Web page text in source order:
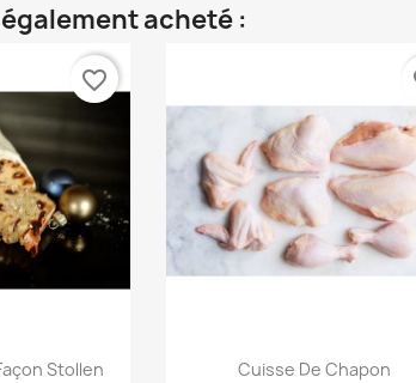
acheté :
Stollen
favorite_border
Aperçu rapide
Cuisse De Chapon